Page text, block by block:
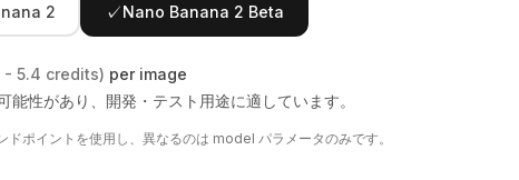
2 ✓Nano Banana 2 Beta
- 5.4 credits) per image
能性があり、開発・テスト用途に適しています。
ドポイントを使用し、異なるのは model パラメータのみです。